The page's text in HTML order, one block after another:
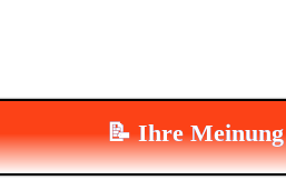
📝 Ihre Meinung